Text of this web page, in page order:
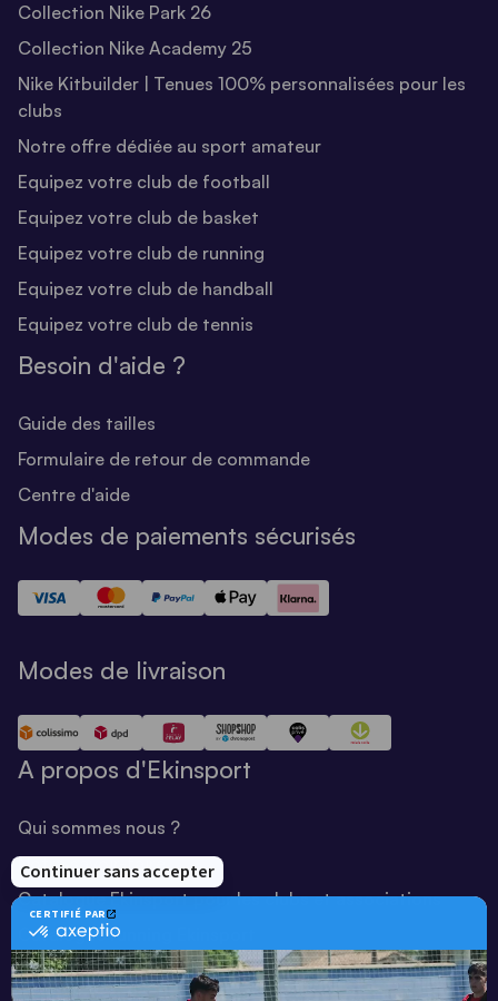
Collection Nike Park 26
Collection Nike Academy 25
Nike Kitbuilder | Tenues 100% personnalisées pour les
clubs
Notre offre dédiée au sport amateur
Equipez votre club de football
Equipez votre club de basket
Equipez votre club de running
Equipez votre club de handball
Equipez votre club de tennis
Besoin d'aide ?
Guide des tailles
Formulaire de retour de commande
Centre d'aide
Modes de paiements sécurisés
Modes de livraison
A propos d'Ekinsport
Qui sommes nous ?
Notre savoir-faire
Catalogue Ekinsport pour les clubs et associations
Catalogue running Ekinsport
Blog